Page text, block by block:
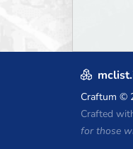
Craftum ©
Crafted
for those